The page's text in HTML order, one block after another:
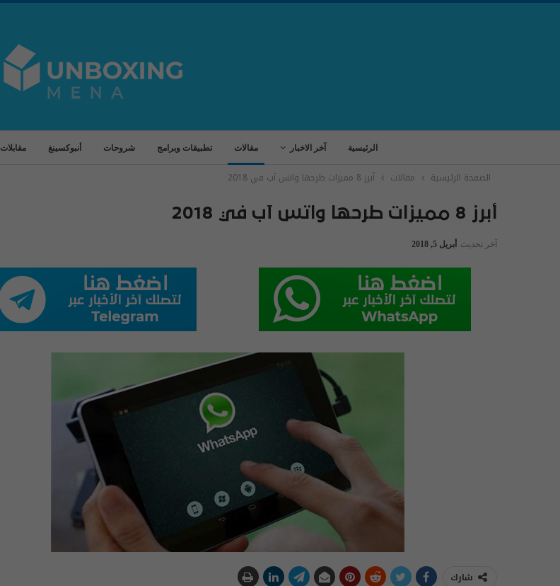
الرئيسية آخر الاخبار مقالات تطبيقات وبرامج شروحات أنبوكسينغ مقابلات
الصفحة الرئيسية مقالات أبرز 8 مميزات طرحها واتس آب في 2018
أبرز 8 مميزات طرحها واتس آب في 2018
آخر تحديث أبريل 5, 2018
شارك